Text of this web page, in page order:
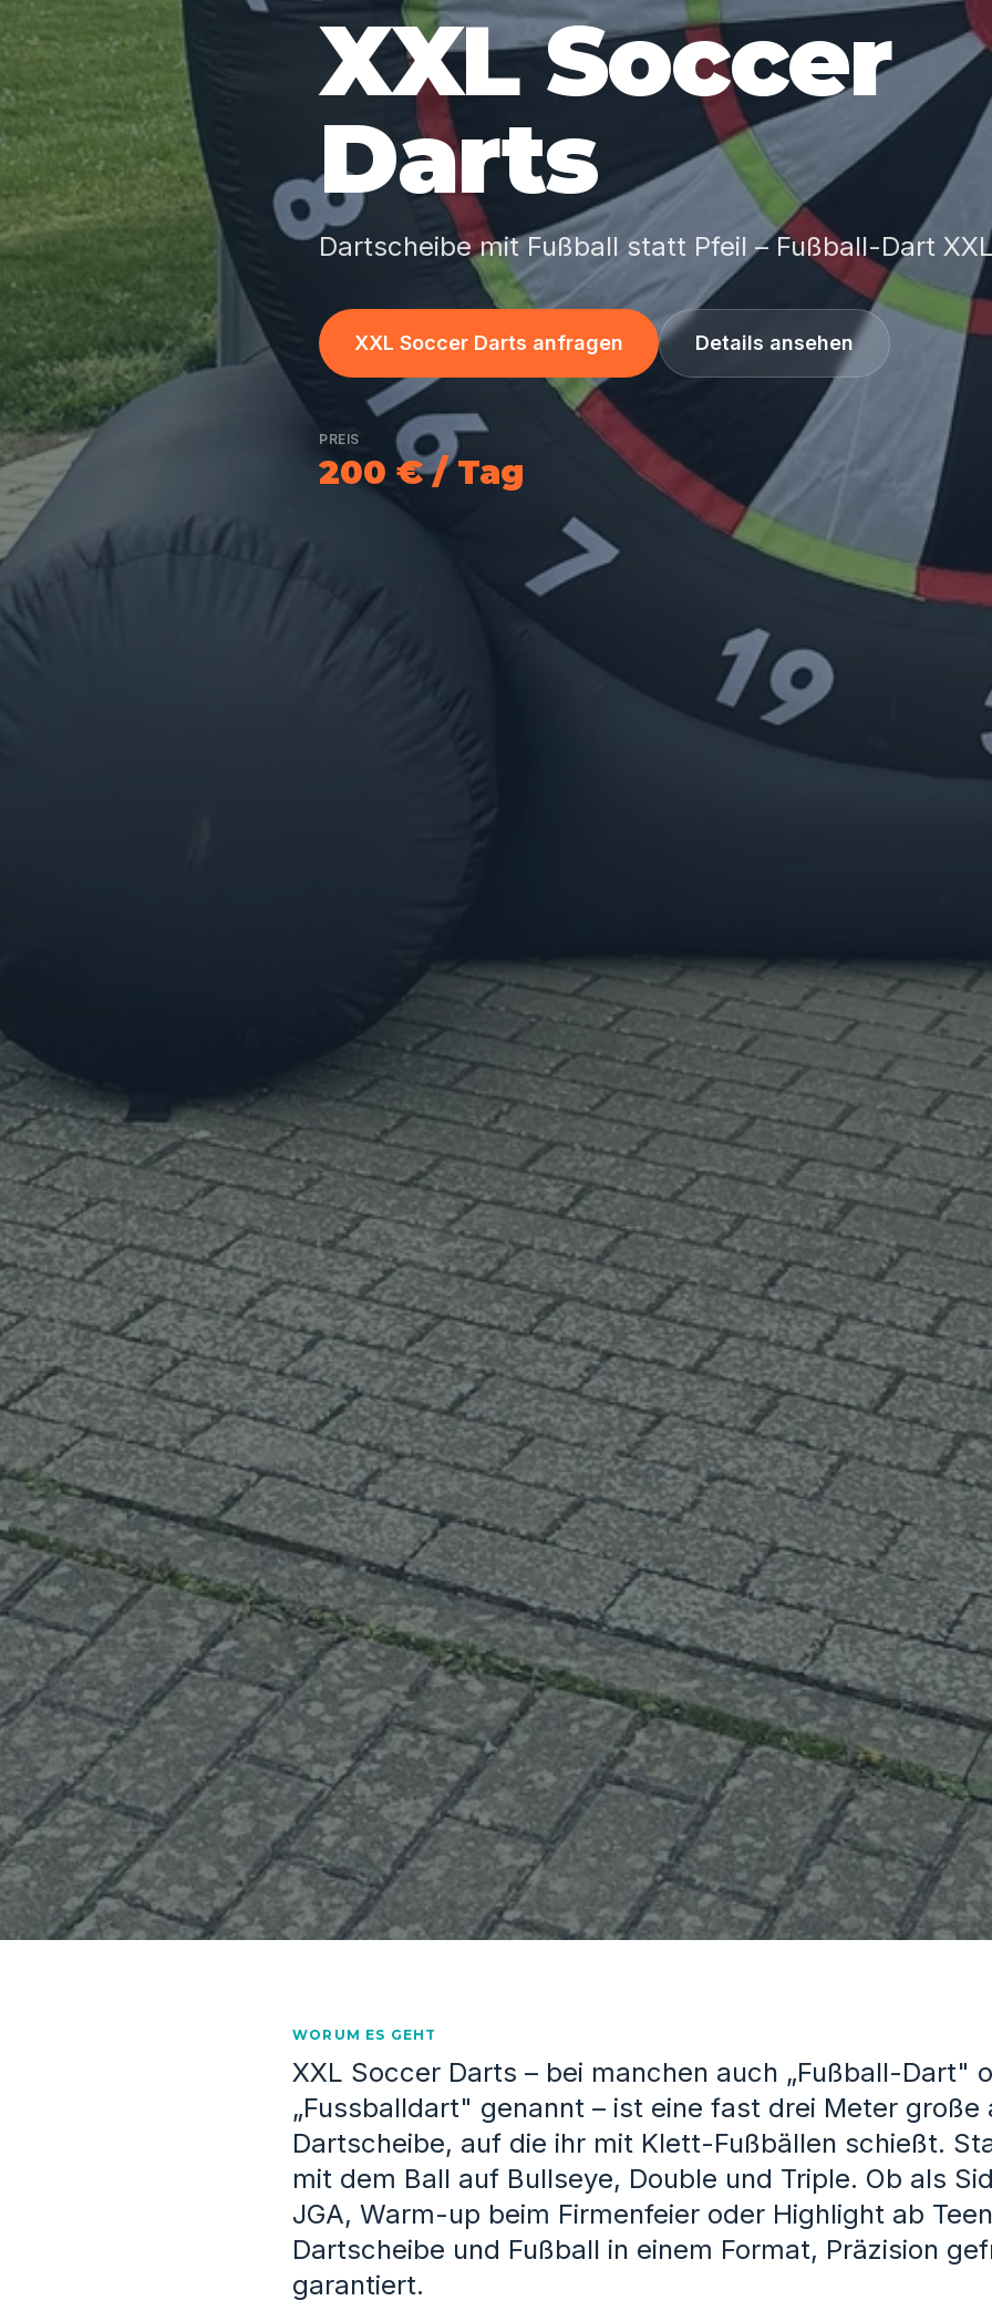
XXL Soccer
Darts
Dartscheibe mit Fußball statt Pfeil – Fußball-Dart
XXL Soccer Darts anfragen Details ansehen
PREIS
200 € / Tag
WORUM ES GEHT
XXL Soccer Darts – bei manchen auch „Fußball-Dart"
„Fussballdart" genannt – ist eine fast drei Meter große
Dartscheibe, auf die ihr mit Klett-Fußbällen schießt.
mit dem Ball auf Bullseye, Double und Triple. Ob als
JGA, Warm-up beim Firmenfeier oder Highlight ab
Dartscheibe und Fußball in einem Format, Präzision
garantiert.